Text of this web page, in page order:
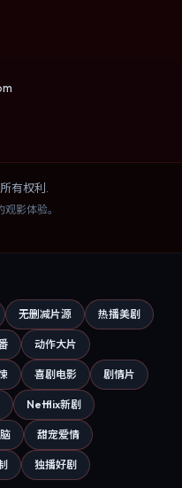
有权利.
影体验。
无删减片源 热播美剧
动作大片
喜剧电影 剧情片
Netflix新剧
甜宠爱情
独播好剧